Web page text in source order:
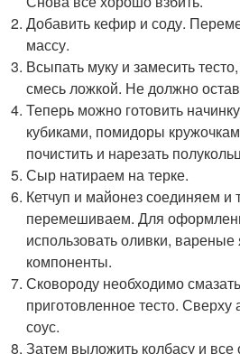
Добавить кефир и соду.
массу.
Всыпать муку и замесить
смесь ложкой. Не должно
Теперь можно готовить
кубиками, помидоры
почистить и нарезать
Сыр натираем на терке.
Кетчуп и майонез соединяем и
перемешиваем. Для
использовать оливки, вареные
компоненты.
Сковороду необходимо
приготовленное тесто. Сверху
соус.
Затем выложить колбасу и все